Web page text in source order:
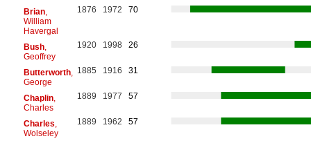
Brian,
William
Havergal
1876 1972 70
Bush,
Geoffrey
1920 1998 26
Butterworth,
George
1885 1916 31
Chaplin,
Charles
1889 1977 57
Charles
Wolseley
1889 1962 57